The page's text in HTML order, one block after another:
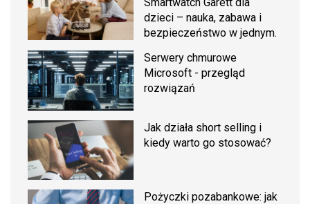
Smartwatch Garett dla
dzieci – nauka, zabawa i
bezpieczeństwo w jednym.
Serwery chmurowe
Microsoft - przegląd
rozwiązań
Jak działa short selling i
kiedy warto go stosować?
Pożyczki pozabankowe: jak